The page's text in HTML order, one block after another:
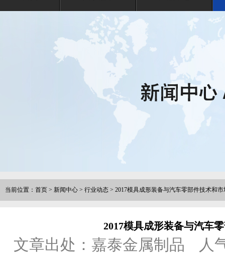
当前位置： 首页 > 新闻中心 > 行业动态 > 2017模具成形装备与汽车零部件技术和
2017模具成形装备与汽车
文章出处：嘉泰金属制品
人